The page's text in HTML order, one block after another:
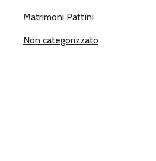
Matrimoni Pattìni
Non categorizzato